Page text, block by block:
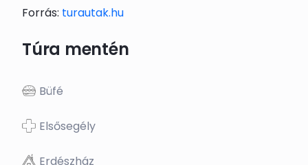
Forrás: turautak.hu
Túra mentén
Büfé
Elsősegély
Erdészház